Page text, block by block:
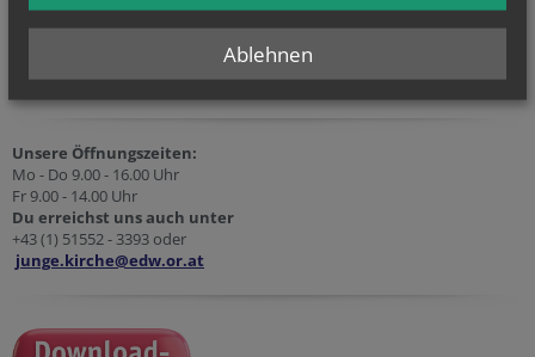
Unsere Öffnungszeiten:
Mo - Do 9.00 - 16.00 Uhr
Fr 9.00 - 14.00 Uhr
Du erreichst uns auch unter
+43 (1) 51552 - 3393 oder
junge.kirche@edw.or.at
Ablehnen